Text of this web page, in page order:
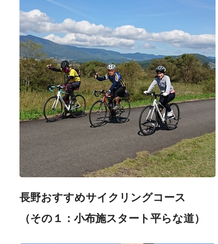
長野おすすめサイクリングコース
（その１：小布施スタート平らな道）